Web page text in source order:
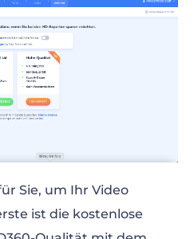
Sie, um Ihr Video
ist die kostenlose